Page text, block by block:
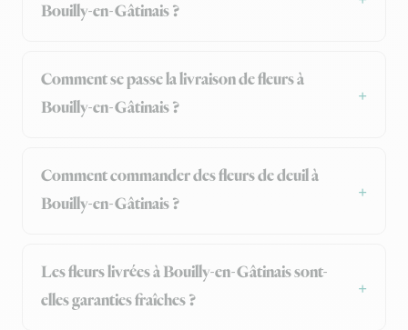
Bouilly-en-Gâtinais ?
Comment se passe la livraison de fleurs à
Bouilly-en-Gâtinais ?
Comment commander des fleurs de deuil à
Bouilly-en-Gâtinais ?
Les fleurs livrées à Bouilly-en-Gâtinais sont-
elles garanties fraîches ?